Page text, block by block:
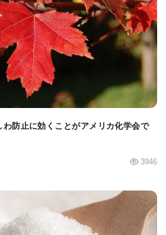
いた。これはサーモスタット
クの働きをしているのではな
が熱くなっていることを脳に
肪細胞にどういう指令を出す
ではないかと考えた｣と述べてい
通信し、体が機能するために組
ルギーを放出するか消費する
れた。
チームは何年もかけて脂肪と脳
BIOMARKET JP
わ防止に効くことがアメリカ化学会で
3946